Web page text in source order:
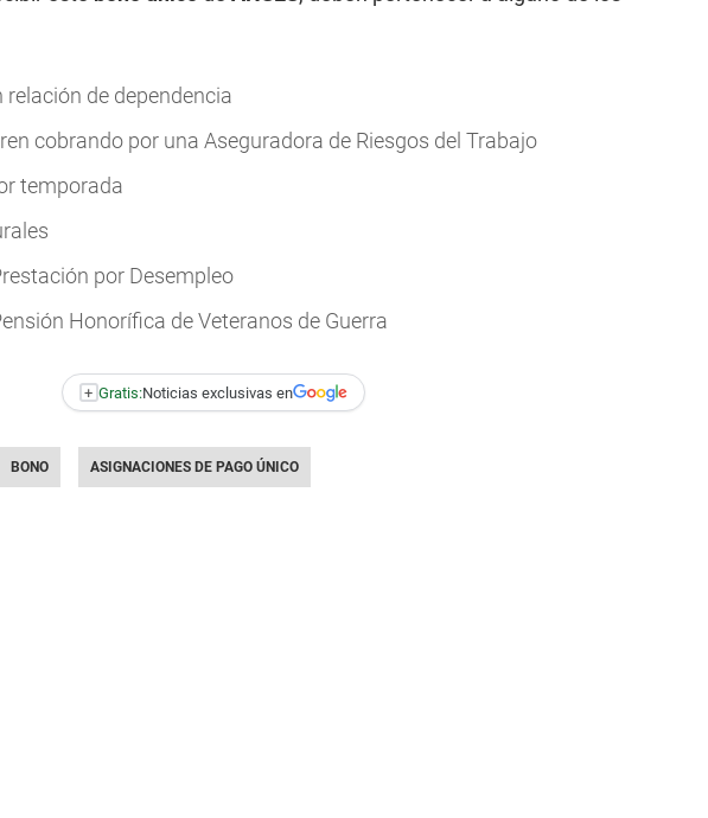
de dependencia
cobrando por una Aseguradora de Riesgos del Trabajo
temporada
por Desempleo
Honorífica de Veteranos de Guerra
+ Gratis:Noticias exclusivas en
BONO ASIGNACIONES DE PAGO ÚNICO